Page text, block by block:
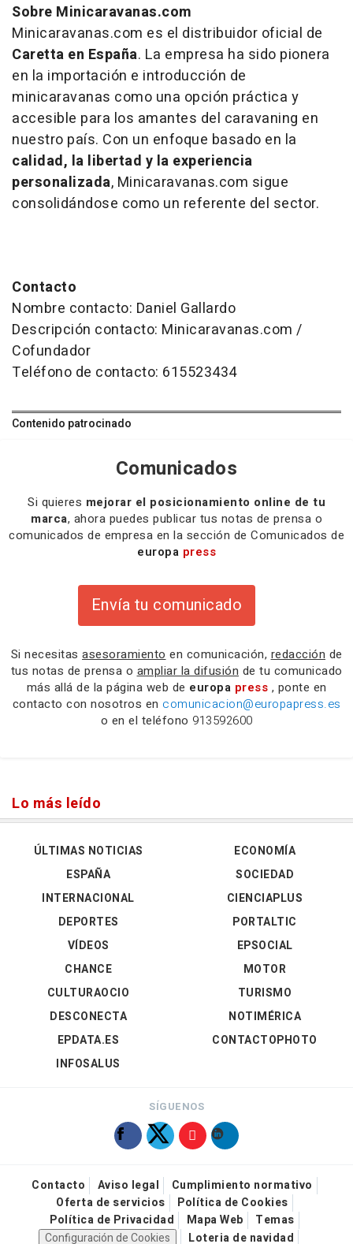
Sobre Minicaravanas.com
Minicaravanas.com es el distribuidor oficial de
Caretta en España. La empresa ha sido pionera
en la importación e introducción de
minicaravanas como una opción práctica y
accesible para los amantes del caravaning en
nuestro país. Con un enfoque basado en la
calidad, la libertad y la experiencia
personalizada, Minicaravanas.com sigue
consolidándose como un referente del sector.
Contacto
Nombre contacto: Daniel Gallardo
Descripción contacto: Minicaravanas.com /
Cofundador
Teléfono de contacto: 615523434
Contenido patrocinado
Comunicados
Si quieres mejorar el posicionamiento online de tu
marca, ahora puedes publicar tus notas de prensa o
comunicados de empresa en la sección de Comunicados de
europa press
Envía tu comunicado
Si necesitas asesoramiento en comunicación, redacción de
tus notas de prensa o ampliar la difusión de tu comunicado
más allá de la página web de europa press , ponte en
contacto con nosotros en comunicacion@europapress.es
o en el teléfono 913592600
Lo más leído
ÚLTIMAS NOTICIAS
ESPAÑA
INTERNACIONAL
DEPORTES
VÍDEOS
ECONOMÍA
SOCIEDAD
CIENCIAPLUS
PORTALTIC
EPSOCIAL
CHANCE
CULTURAOCIO
DESCONECTA
EPDATA.ES
INFOSALUS
MOTOR
TURISMO
NOTIMÉRICA
CONTACTOPHOTO
SÍGUENOS
Contacto Aviso legal
Cumplimiento normativo
Oferta de servicios
Política de Cookies
Política de Privacidad
Mapa Web
Temas
Configuración de Cookies
Loteria de navidad